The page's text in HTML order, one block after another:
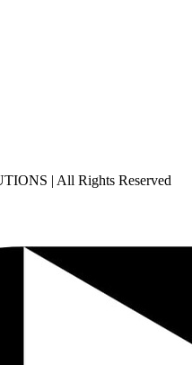
| All Rights Reserved